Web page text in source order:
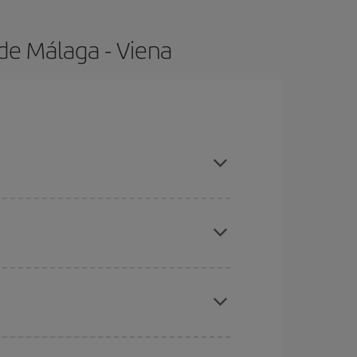
Málaga - Viena